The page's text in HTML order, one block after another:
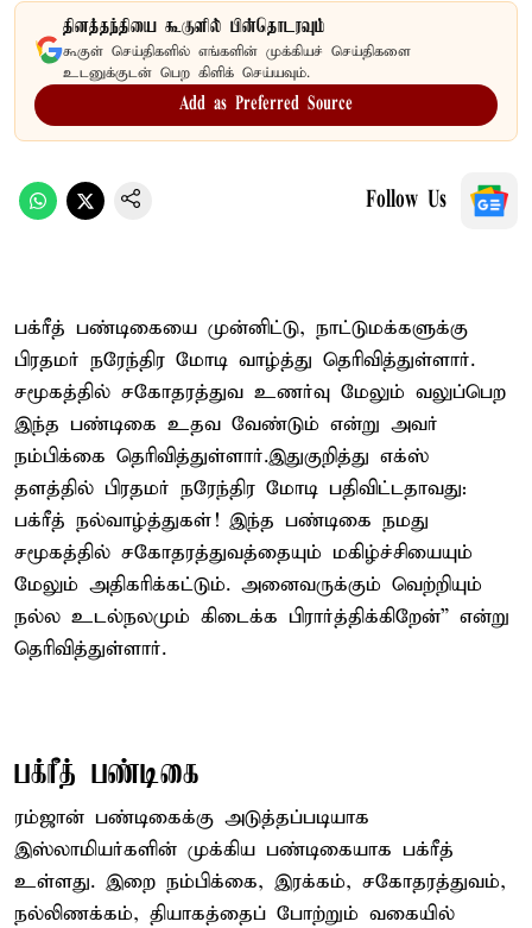
தினத்தந்தியை கூகுளில் பின்தொடரவும்
கூகுள் செய்திகளில் எங்களின் முக்கியச் செய்திகளை
உடனுக்குடன் பெற கிளிக் செய்யவும்.
Add as Preferred Source
Follow Us
பக்ரீத் பண்டிகையை முன்னிட்டு, நாட்டுமக்களுக்கு
பிரதமர் நரேந்திர மோடி வாழ்த்து தெரிவித்துள்ளார்.
சமூகத்தில் சகோதரத்துவ உணர்வு மேலும் வலுப்பெற
இந்த பண்டிகை உதவ வேண்டும் என்று அவர்
நம்பிக்கை தெரிவித்துள்ளார்.இதுகுறித்து எக்ஸ்
தளத்தில் பிரதமர் நரேந்திர மோடி பதிவிட்டதாவது:
பக்ரீத் நல்வாழ்த்துகள்! இந்த பண்டிகை நமது
சமூகத்தில் சகோதரத்துவத்தையும் மகிழ்ச்சியையும்
மேலும் அதிகரிக்கட்டும். அனைவருக்கும் வெற்றியும்
நல்ல உடல்நலமும் கிடைக்க பிரார்த்திக்கிறேன்” என்று
தெரிவித்துள்ளார்.
பக்ரீத் பண்டிகை
ரம்ஜான் பண்டிகைக்கு அடுத்தப்படியாக
இஸ்லாமியர்களின் முக்கிய பண்டிகையாக பக்ரீத்
உள்ளது. இறை நம்பிக்கை, இரக்கம், சகோதரத்துவம்,
நல்லிணக்கம், தியாகத்தைப் போற்றும் வகையில்